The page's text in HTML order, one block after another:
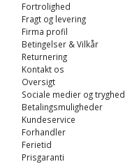
Fortrolighed
Fragt og levering
Firma profil
Betingelser & Vilkår
Returnering
Kontakt os
Oversigt
Sociale medier og tryghed
Betalingsmuligheder
Kundeservice
Forhandler
Ferietid
Prisgaranti